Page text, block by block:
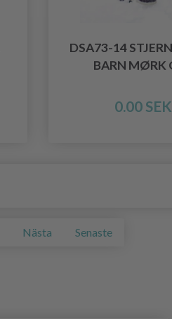
DSA73-14
BARN MØRK
0.00 SEK
Nästa Senaste